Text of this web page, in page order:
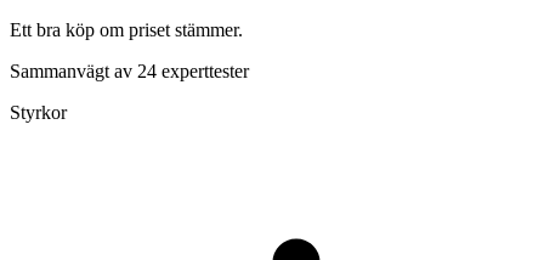
Ett bra köp om priset stämmer.
Sammanvägt av 24 experttester
Styrkor